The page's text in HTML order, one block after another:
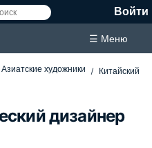
Войти
☰ Меню
Азиатские художники
Китайский
дизайнер